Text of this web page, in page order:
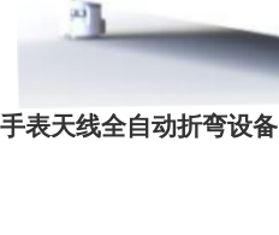
手表天线全自动折弯设备